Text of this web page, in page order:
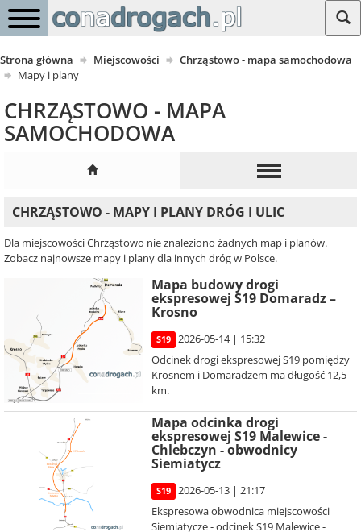
Strona główna Miejscowości
Chrząstowo - mapa samochodowa
Mapy i plany
CHRZĄSTOWO - MAPA
SAMOCHODOWA
CHRZĄSTOWO - MAPY I PLANY DRÓG I ULIC
Dla miejscowości Chrząstowo nie znaleziono żadnych map i planów.
Zobacz najnowsze mapy i plany dla innych dróg w Polsce.
Mapa budowy drogi
ekspresowej S19 Domaradz –
Krosno
S19
2026-05-14 | 15:32
Odcinek drogi ekspresowej S19 pomiędzy
Krosnem i Domaradzem ma długość 12,5
km.
Mapa odcinka drogi
ekspresowej S19 Malewice -
Chlebczyn - obwodnicy
Siemiatycz
S19
2026-05-13 | 21:17
Ekspresowa obwodnica miejscowości
Siemiatycze - odcinek S19 Malewice -